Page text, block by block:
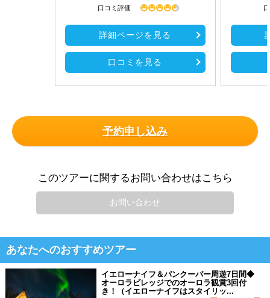
口コミ評価
詳細ページを見る
口コミを見る
予約申し込み
このツアーに関するお問い合わせはこちら
お問い合わせ
あなたへのおすすめツアー
イエローナイフ＆バンクーバー周遊7日間◆
オーロラビレッジでのオーロラ観賞3回付
き！（イエローナイフはスタイリッ...